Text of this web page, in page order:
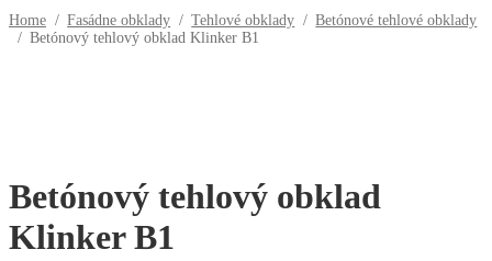
Home / Fasádne obklady / Tehlové obklady / Betónové tehlové obklady
/ Betónový tehlový obklad Klinker B1
Betónový tehlový obklad
Klinker B1